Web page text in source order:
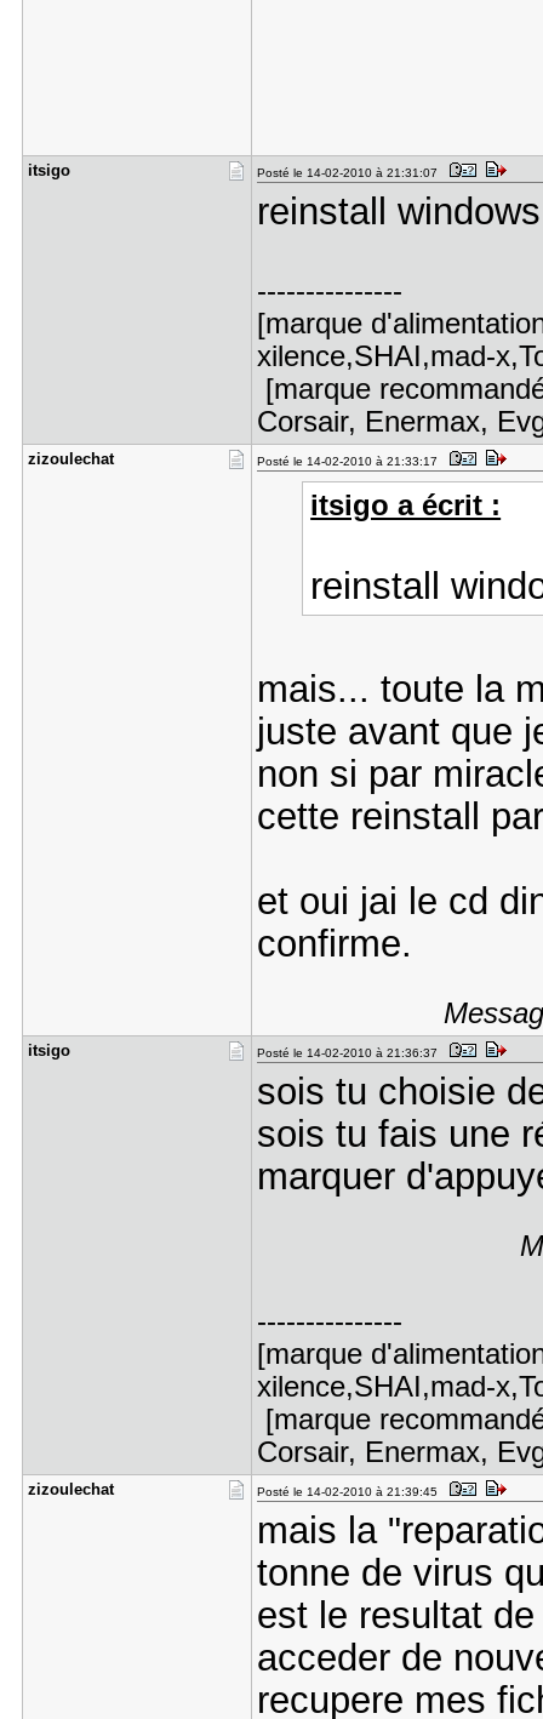
itsigo Posté le 14-02-2010 à 21:31:07
reinstall
---------------
[marque
xilence,SHAI,mad-
[marque
Corsair, Enermax,
zizoulecha​t Posté le 14-02-2010 à 21:33:17
itsigo a écrit :
reinstall
mais... toute la
juste avant que
non si par
cette reinstall
et oui jai le cd
confirme.
itsigo Posté le 14-02-2010 à 21:36:37
sois tu choisie
sois tu fais une
marquer
---------------
[marque
xilence,SHAI,mad-
[marque
Corsair, Enermax,
zizoulecha​t Posté le 14-02-2010 à 21:39:45
mais la
tonne de virus
est le resultat
acceder de
recupere mes